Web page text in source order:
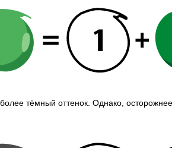
тёмный оттенок. Однако,